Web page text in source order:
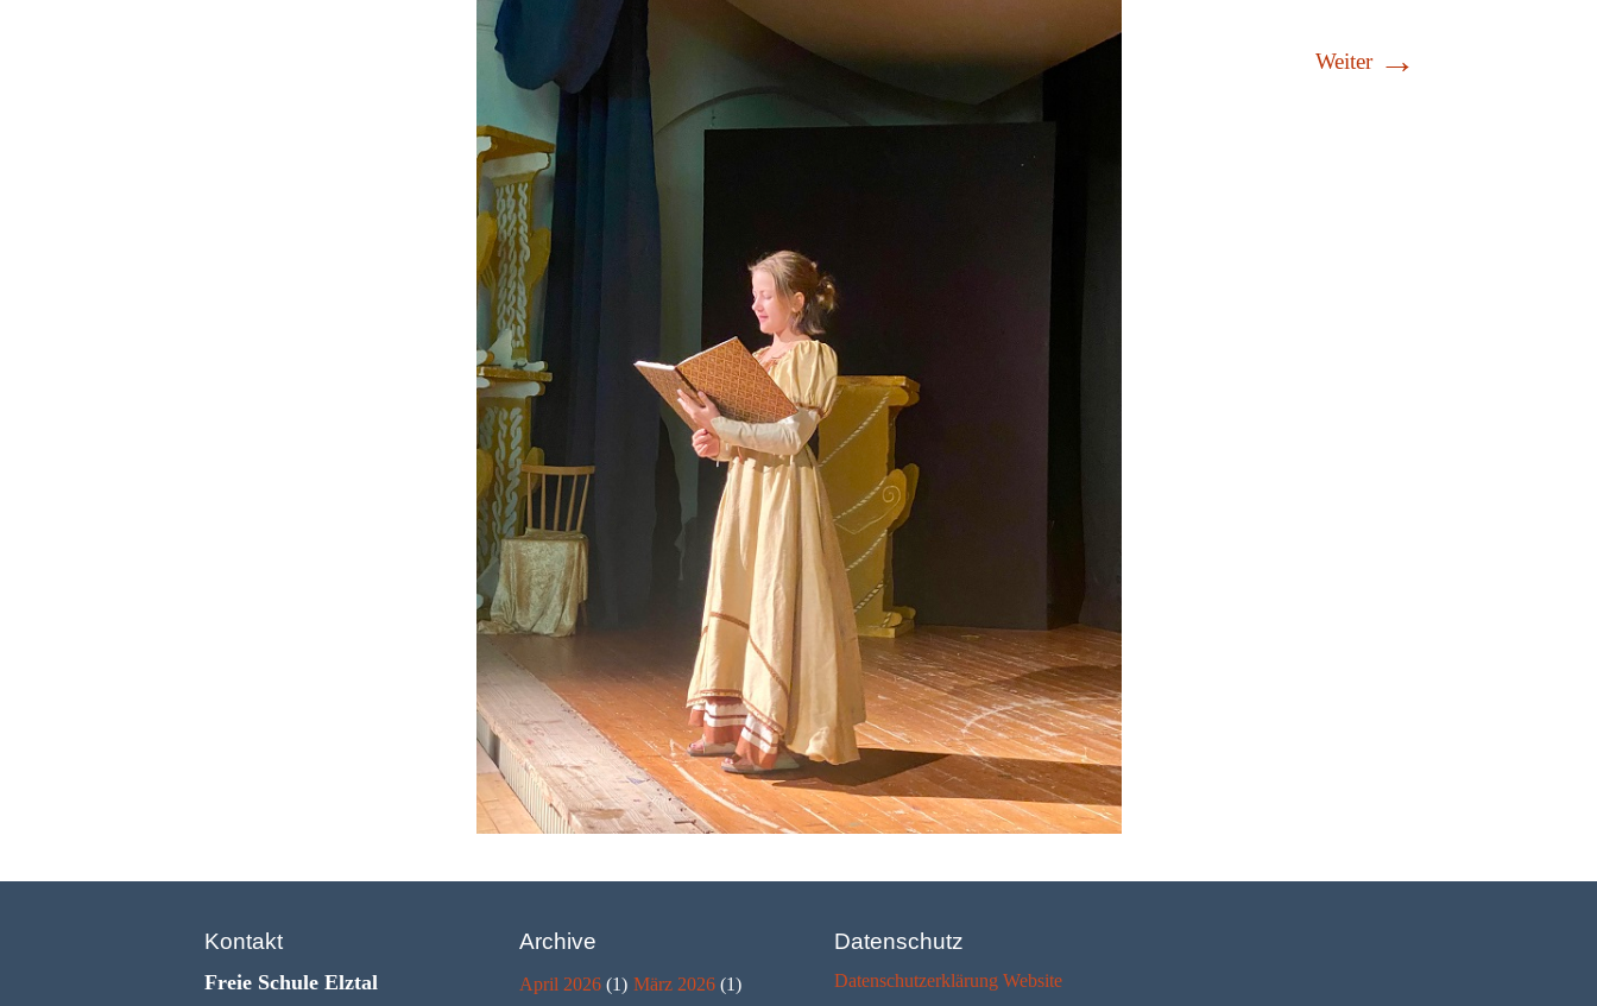
Weiter →
Kontakt
Freie Schule Elztal
Archive
April 2026 (1) März 2026 (1)
Datenschutz
Datenschutzerklärung Website